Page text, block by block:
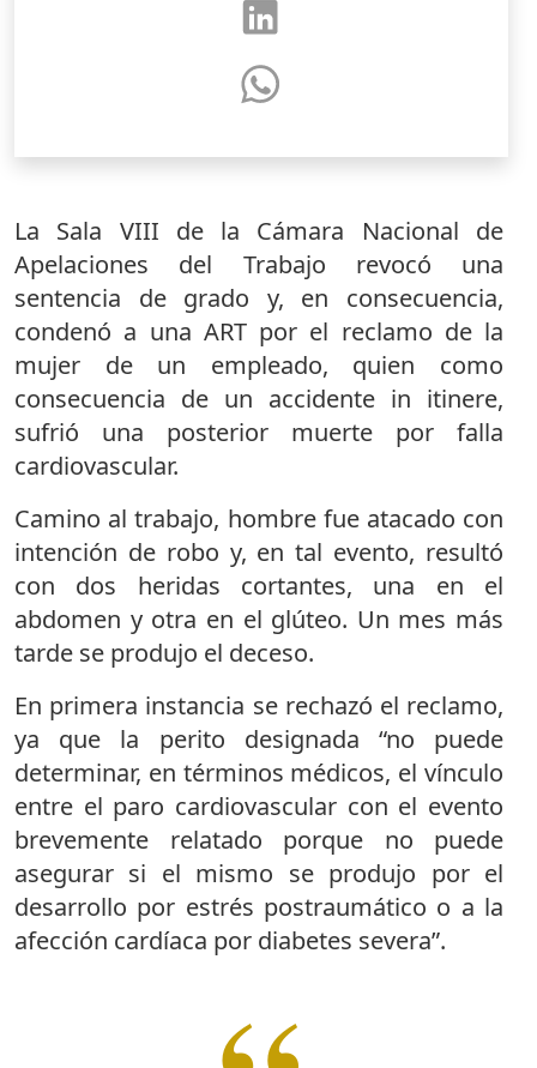
La Sala VIII de la Cámara Nacional de
Apelaciones del Trabajo revocó una
sentencia de grado y, en consecuencia,
condenó a una ART por el reclamo de la
mujer de un empleado, quien como
consecuencia de un accidente in itinere,
sufrió una posterior muerte por falla
cardiovascular.
Camino al trabajo, hombre fue atacado con
intención de robo y, en tal evento, resultó
con dos heridas cortantes, una en el
abdomen y otra en el glúteo. Un mes más
tarde se produjo el deceso.
En primera instancia se rechazó el reclamo,
ya que la perito designada “no puede
determinar, en términos médicos, el vínculo
entre el paro cardiovascular con el evento
brevemente relatado porque no puede
asegurar si el mismo se produjo por el
desarrollo por estrés postraumático o a la
afección cardíaca por diabetes severa”.